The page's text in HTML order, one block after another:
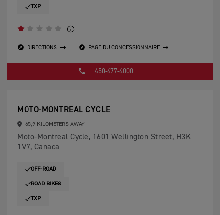
TXP
DIRECTIONS PAGE DU CONCESSIONNAIRE
450-477-4000
MOTO-MONTREAL CYCLE
65,9 KILOMETERS AWAY
Moto-Montreal Cycle, 1601 Wellington Street, H3K
1V7, Canada
OFF-ROAD
ROAD BIKES
TXP